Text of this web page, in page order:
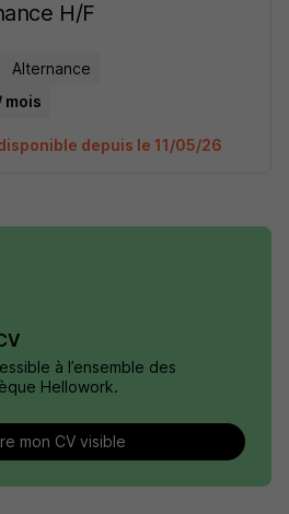
H/F
Alternance
mois
depuis le 11/05/26
à l’ensemble des
Hellowork.
mon CV visible